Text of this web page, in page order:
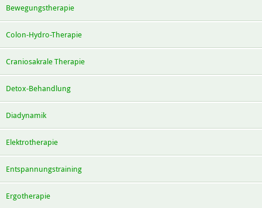
Bewegungstherapie
Colon-Hydro-Therapie
Craniosakrale Therapie
Detox-Behandlung
Diadynamik
Elektrotherapie
Entspannungstraining
Ergotherapie